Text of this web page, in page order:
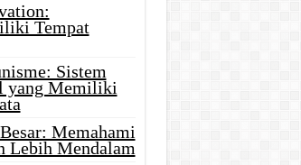
Tempat
Sistem
yang Memiliki
Memahami
Lebih Mendalam